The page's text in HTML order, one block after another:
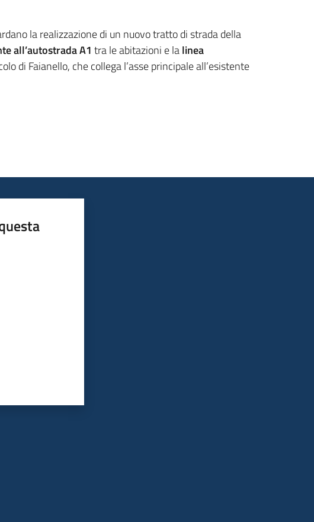
la realizzazione di un nuovo tratto di strada della
all’autostrada A1 tra le abitazioni e lalinea
di Faianello, che collega l’asse principale all’esistente